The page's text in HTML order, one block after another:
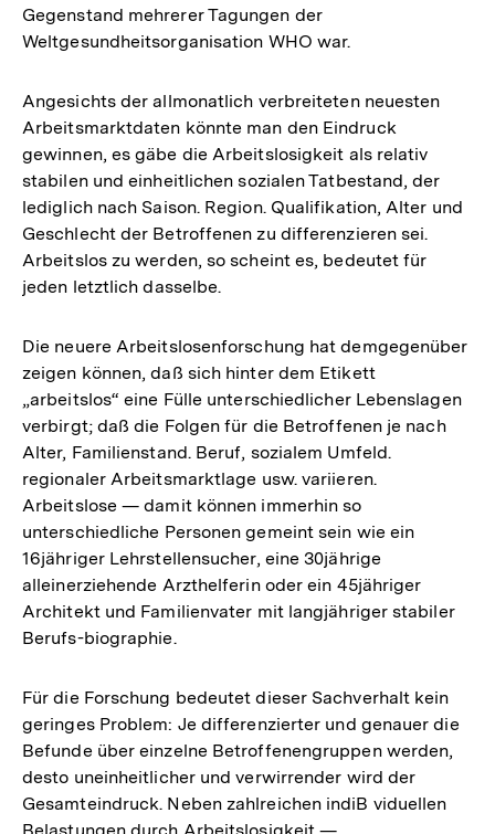
Gegenstand mehrerer Tagungen der
Weltgesundheitsorganisation WHO war.
Angesichts der allmonatlich verbreiteten neuesten
Arbeitsmarktdaten könnte man den Eindruck
gewinnen, es gäbe die Arbeitslosigkeit als relativ
stabilen und einheitlichen sozialen Tatbestand, der
lediglich nach Saison. Region. Qualifikation, Alter und
Geschlecht der Betroffenen zu differenzieren sei.
Arbeitslos zu werden, so scheint es, bedeutet für
jeden letztlich dasselbe.
Die neuere Arbeitslosenforschung hat demgegenüber
zeigen können, daß sich hinter dem Etikett
„arbeitslos“ eine Fülle unterschiedlicher Lebenslagen
verbirgt; daß die Folgen für die Betroffenen je nach
Alter, Familienstand. Beruf, sozialem Umfeld.
regionaler Arbeitsmarktlage usw. variieren.
Arbeitslose — damit können immerhin so
unterschiedliche Personen gemeint sein wie ein
16jähriger Lehrstellensucher, eine 30jährige
alleinerziehende Arzthelferin oder ein 45jähriger
Architekt und Familienvater mit langjähriger stabiler
Berufs-biographie.
Für die Forschung bedeutet dieser Sachverhalt kein
geringes Problem: Je differenzierter und genauer die
Befunde über einzelne Betroffenengruppen werden,
desto uneinheitlicher und verwirrender wird der
Gesamteindruck. Neben zahlreichen indiB viduellen
Belastungen durch Arbeitslosigkeit —